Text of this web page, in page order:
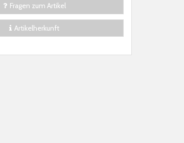
Fragen zum Artikel
Artikelherkunft